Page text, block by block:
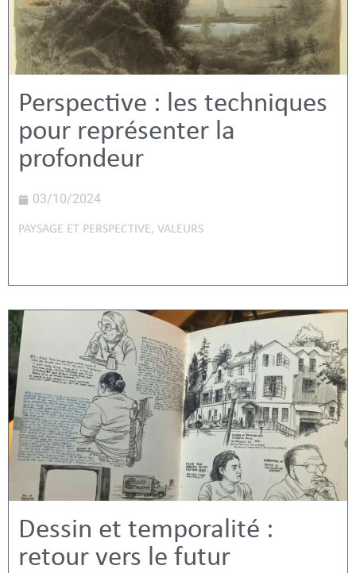
Perspective : les techniques
pour représenter la
profondeur
03/10/2024
PAYSAGE ET PERSPECTIVE, VALEURS
Dessin et temporalité :
retour vers le futur